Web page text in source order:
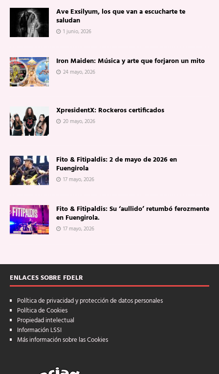
Ave Exsilyum, los que van a escucharte te
saludan
1 junio, 2026
Iron Maiden: Música y arte que forjaron un mito
24 mayo, 2026
XpresidentX: Rockeros certificados
20 mayo, 2026
Fito & Fitipaldis: 2 de mayo de 2026 en
Fuengirola
17 mayo, 2026
Fito & Fitipaldis: Su ‘aullido’ retumbó ferozmente
en Fuengirola.
17 mayo, 2026
ENLACES SOBRE FDELR
Política de privacidad y protección de datos personales
Política de Cookies
Propiedad intelectual
Información LSSI
Más información sobre las Cookies